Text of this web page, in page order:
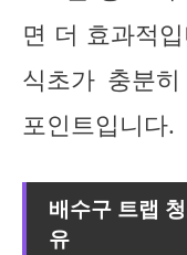
면 더 효과적
식초가 충분
포인트입니다.
배수구 트랩
유